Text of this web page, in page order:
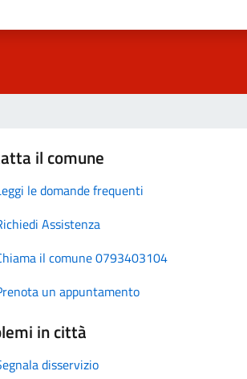
il comune
le domande frequenti
Assistenza
il comune 0793403104
un appuntamento
in città
disservizio